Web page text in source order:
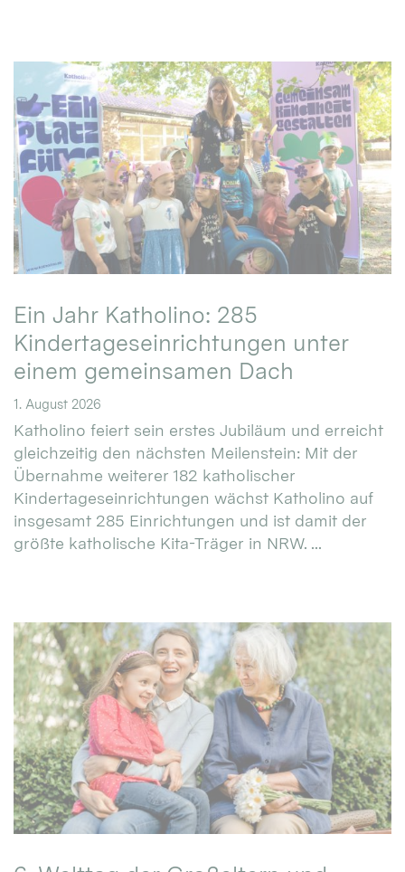
Ein Jahr Katholino: 285
Kindertageseinrichtungen unter
einem gemeinsamen Dach
1. August 2026
Katholino feiert sein erstes Jubiläum und erreicht
gleichzeitig den nächsten Meilenstein: Mit der
Übernahme weiterer 182 katholischer
Kindertageseinrichtungen wächst Katholino auf
insgesamt 285 Einrichtungen und ist damit der
größte katholische Kita-Träger in NRW. ...